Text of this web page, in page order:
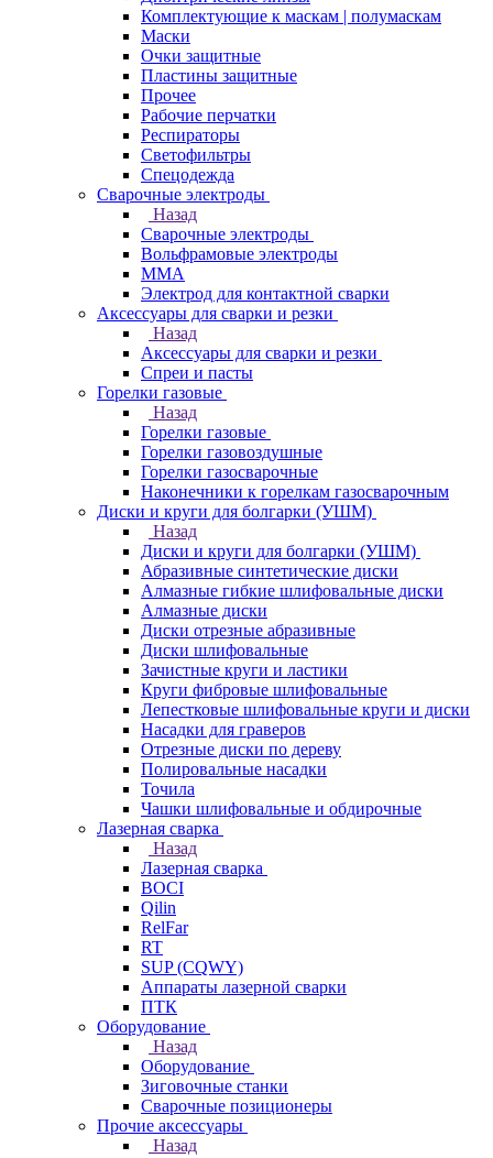
Комплектующие к маскам | полумаскам
Маски
Очки защитные
Пластины защитные
Прочее
Рабочие перчатки
Респираторы
Светофильтры
Спецодежда
Сварочные электроды
Назад
Сварочные электроды
Вольфрамовые электроды
ММА
Электрод для контактной сварки
Аксессуары для сварки и резки
Назад
Аксессуары для сварки и резки
Спреи и пасты
Горелки газовые
Назад
Горелки газовые
Горелки газовоздушные
Горелки газосварочные
Наконечники к горелкам газосварочным
Диски и круги для болгарки (УШМ)
Назад
Диски и круги для болгарки (УШМ)
Абразивные синтетические диски
Алмазные гибкие шлифовальные диски
Алмазные диски
Диски отрезные абразивные
Диски шлифовальные
Зачистные круги и ластики
Круги фибровые шлифовальные
Лепестковые шлифовальные круги и диски
Насадки для граверов
Отрезные диски по дереву
Полировальные насадки
Точила
Чашки шлифовальные и обдирочные
Лазерная сварка
Назад
Лазерная сварка
BOCI
Qilin
RelFar
RT
SUP (CQWY)
Аппараты лазерной сварки
ПТК
Оборудование
Назад
Оборудование
Зиговочные станки
Сварочные позиционеры
Прочие аксессуары
Назад